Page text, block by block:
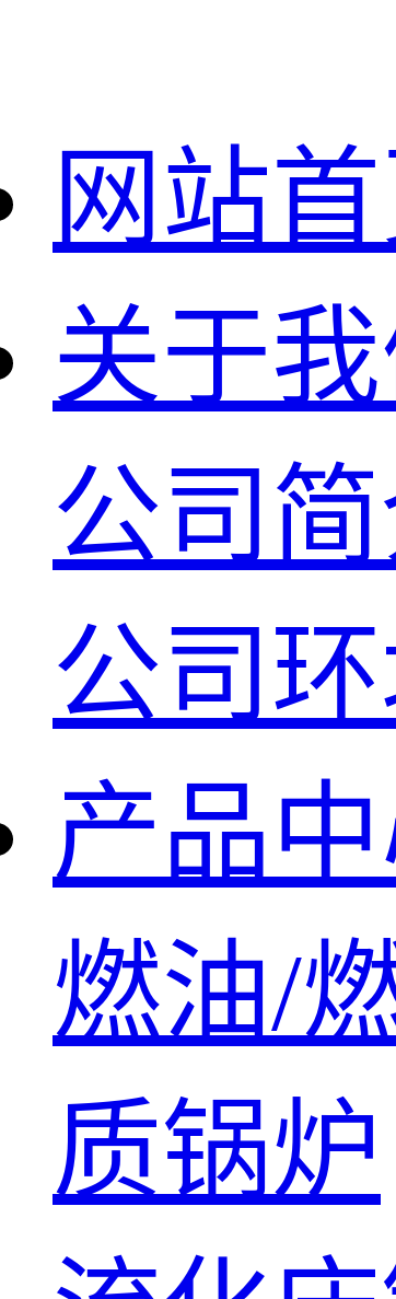
网站
关于我
公司
公司
产品
燃油/
质锅炉